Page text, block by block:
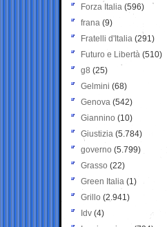
Forza Italia (596)
frana (9)
Fratelli d'Italia (291)
Futuro e Libertà (510)
g8 (25)
Gelmini (68)
Genova (542)
Giannino (10)
Giustizia (5.784)
governo (5.799)
Grasso (22)
Green Italia (1)
Grillo (2.941)
Idv (4)